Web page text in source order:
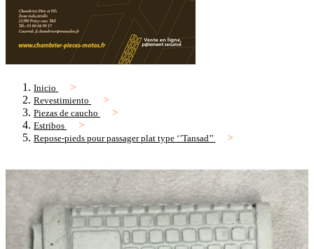
Inicio
Revestimiento
Piezas de caucho
Estribos
Repose-pieds pour passager plat type ‘’Tansad’’